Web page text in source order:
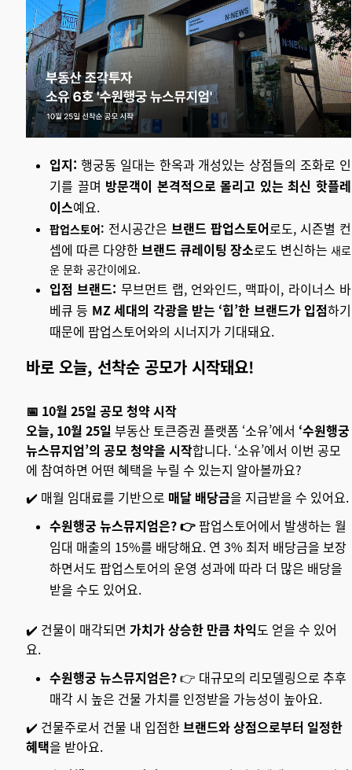
입지: 행궁동 일대는 한옥과 개성있는 상점들의 조화로 인
기를 끌며 방문객이 본격적으로 몰리고 있는 최신 핫플레
이스예요.
팝업스토어: 전시공간은 브랜드 팝업스토어로도, 시즌별 컨
셉에 따른 다양한브랜드 큐레이팅 장소로도 변신하는 새로
운 문화 공간이에요.
입점 브랜드: 무브먼트 랩, 언와인드, 맥파이, 라이너스 바
베큐 등 MZ 세대의 각광을 받는 ‘힙’한 브랜드가 입점하기
때문에 팝업스토어와의 시너지가 기대돼요.
바로 오늘, 선착순 공모가 시작돼요!
📅 10월 25일 공모 청약 시작
오늘, 10월 25일 부동산 토큰증권 플랫폼 ‘소유’에서 ‘수원행궁
뉴스뮤지엄’의 공모 청약을 시작합니다. ‘소유’에서 이번 공모
에 참여하면 어떤 혜택을 누릴 수 있는지 알아볼까요?
✔️ 매월 임대료를 기반으로 매달 배당금을 지급받을 수 있어요.
수원행궁 뉴스뮤지엄은? 👉팝업스토어에서 발생하는 월
임대 매출의 15%를 배당해요. 연 3% 최저 배당금을 보장
하면서도 팝업스토어의 운영 성과에 따라 더 많은 배당을
받을 수도 있어요.
✔️ 건물이 매각되면 가치가 상승한 만큼 차익도 얻을 수 있어
요.
수원행궁 뉴스뮤지엄은?👉 대규모의 리모델링으로 추후
매각 시 높은 건물 가치를 인정받을 가능성이 높아요.
✔️ 건물주로서 건물 내 입점한브랜드와 상점으로부터 일정한
혜택을 받아요.